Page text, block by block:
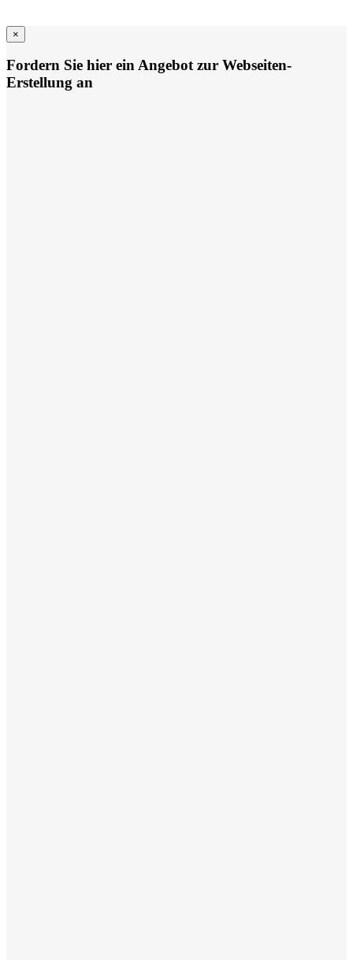
×
Fordern Sie hier ein Angebot zur Webseiten-
Erstellung an